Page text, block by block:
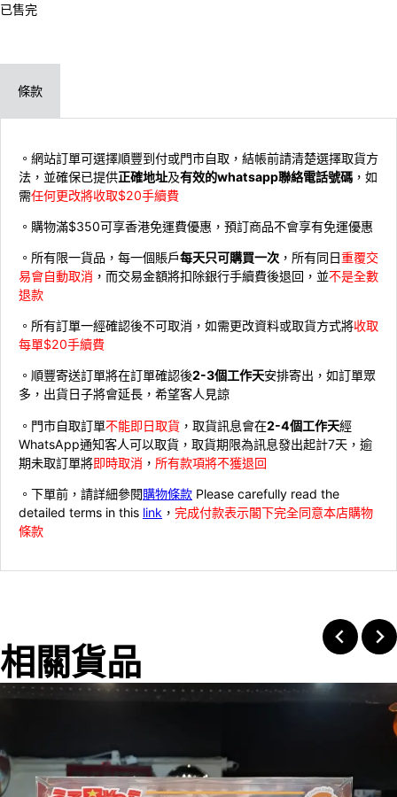
已售完
條款
。網站訂單可選擇順豐到付或門市自取，結帳前請清楚選擇取貨方
法，並確保已提供正確地址及有效的whatsapp聯絡電話號碼 ，如
需任何更改將收取$20手續費
。購物滿$350可享香港免運費優惠，預訂商品不會享有免運優惠
。所有限一貨品，每一個賬戶每天只可購買一次 ，所有同日重覆交
易會自動取消 ，而交易金額將扣除銀行手續費後退回，並不是全數
退款
。所有訂單一經確認後不可取消，如需更改資料或取貨方式將收取
每單$20手續費
。順豐寄送訂單將在訂單確認後2-3個工作天安排寄出，如訂單眾
多，出貨日子將會延長，希望客人見諒
。門市自取訂單不能即日取貨 ，取貨訊息會在2-4個工作天經
WhatsApp通知客人可以取貨，取貨期限為訊息發出起計7天，逾
期未取訂單將即時取消 ， 所有款項將不獲退回
。下單前，請詳細參閱購物條款 Please carefully read the
detailed terms in this link ， 完成付款表示閣下完全同意本店購物
條款
相關貨品